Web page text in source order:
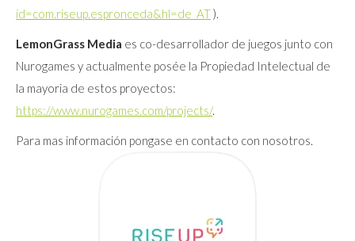
id=com.riseup.espronceda&hl=de_AT).
LemonGrass Media es co-desarrollador de juegos junto con
Nurogames y actualmente posée la Propiedad Intelectual de
la mayoria de estos proyectos:
https://www.nurogames.com/projects/.
Para mas información pongase en contacto con nosotros.